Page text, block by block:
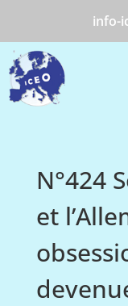
info-
N°424
et